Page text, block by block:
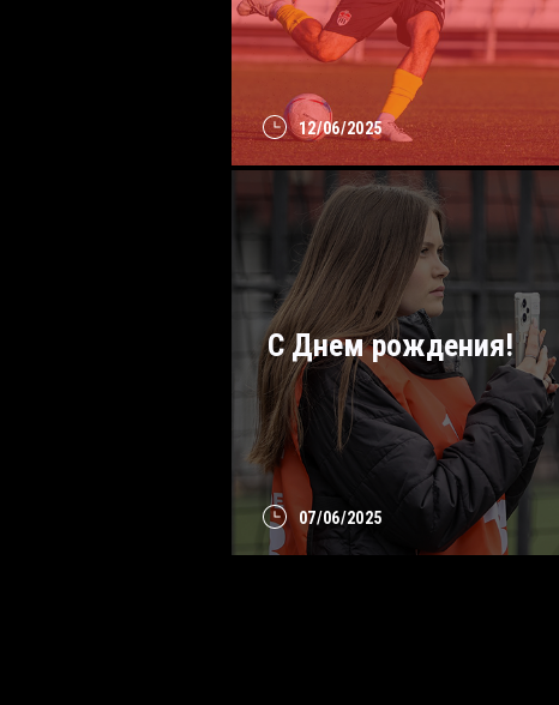
12/06/2025
07/06/2025
С Днем рождения!